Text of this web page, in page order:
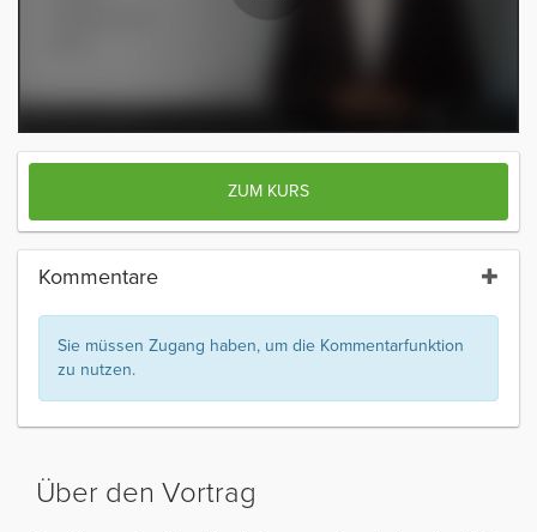
ZUM KURS
Kommentare
Sie müssen Zugang haben, um die Kommentarfunktion
zu nutzen.
Über den Vortrag